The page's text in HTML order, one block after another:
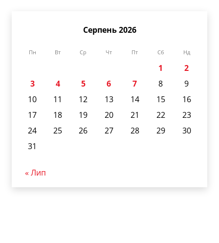
Серпень 2026
Пн Вт Ср Чт Пт Сб Нд
1
2
3
4 5 6 7 8
9
10
11 12 13 14 15
16
17
18 19 20 21 22
23
24
25 26 27 28 29
30
31
« Лип